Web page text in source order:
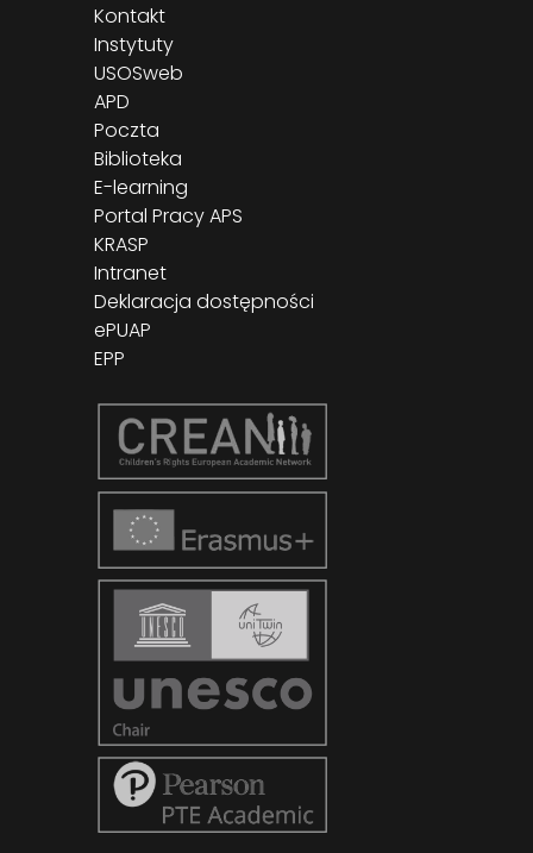
Kontakt
Instytuty
USOSweb
APD
Poczta
Biblioteka
E-learning
Portal Pracy APS
KRASP
Intranet
Deklaracja dostępności
ePUAP
EPP